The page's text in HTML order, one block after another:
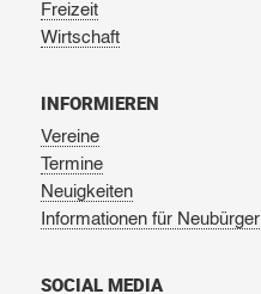
Freizeit
Wirtschaft
INFORMIEREN
Vereine
Termine
Neuigkeiten
Informationen für Neubürger
SOCIAL MEDIA